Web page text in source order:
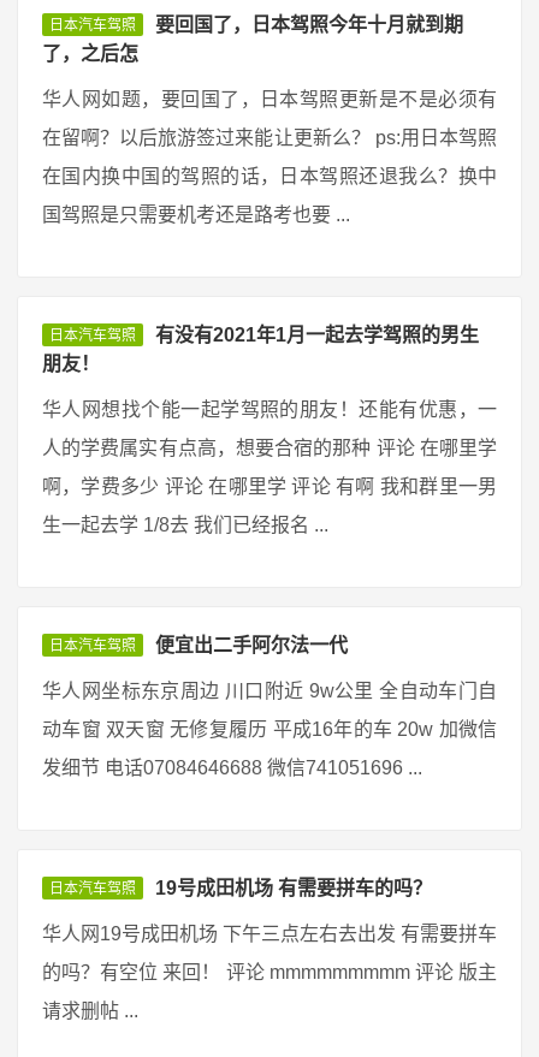
日本汽车驾照
要回国了，日本驾照今年十月就到期
了，之后怎
华人网如题，要回国了，日本驾照更新是不是必须有
在留啊？以后旅游签过来能让更新么？ ps:用日本驾照
在国内换中国的驾照的话，日本驾照还退我么？换中
国驾照是只需要机考还是路考也要 ...
日本汽车驾照
有没有2021年1月一起去学驾照的男生
朋友！
华人网想找个能一起学驾照的朋友！还能有优惠，一
人的学费属实有点高，想要合宿的那种 评论 在哪里学
啊，学费多少 评论 在哪里学 评论 有啊 我和群里一男
生一起去学 1/8去 我们已经报名 ...
日本汽车驾照 便宜出二手阿尔法一代
华人网坐标东京周边 川口附近 9w公里 全自动车门自
动车窗 双天窗 无修复履历 平成16年的车 20w 加微信
发细节 电话07084646688 微信741051696 ...
日本汽车驾照 19号成田机场 有需要拼车的吗？
华人网19号成田机场 下午三点左右去出发 有需要拼车
的吗？有空位 来回！ 评论 mmmmmmmmm 评论 版主
请求删帖 ...